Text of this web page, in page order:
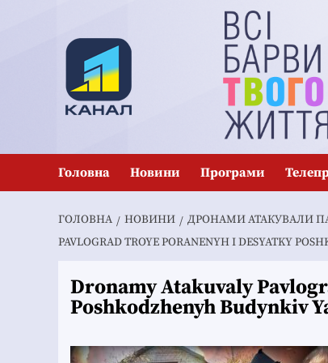
Головна Новини Програми
ГОЛОВНА НОВИНИ ДРОНАМИ АТАКУВАЛИ
PAVLOGRAD TROYE PORANENYH I DESYATKY
Dronamy Atakuvaly
Poshkodzhenyh Budynkiv